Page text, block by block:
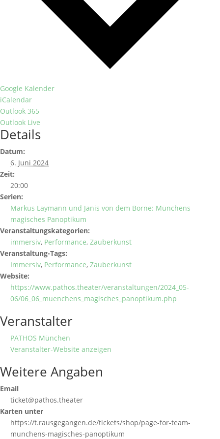
Google Kalender
iCalendar
Outlook 365
Outlook Live
Details
Datum:
6. Juni 2024
Zeit:
20:00
Serien:
Markus Laymann und Janis von dem Borne: Münchens
magisches Panoptikum
Veranstaltungskategorien:
immersiv, Performance, Zauberkunst
Veranstaltung-Tags:
Immersiv, Performance, Zauberkunst
Website:
https://www.pathos.theater/veranstaltungen/2024_05-
06/06_06_muenchens_magisches_panoptikum.php
Veranstalter
PATHOS München
Veranstalter-Website anzeigen
Weitere Angaben
Email
ticket@pathos.theater
Karten unter
https://t.rausgegangen.de/tickets/shop/page-for-team-
munchens-magisches-panoptikum